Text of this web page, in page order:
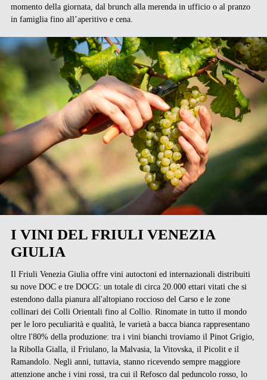
momento della giornata, dal brunch alla merenda in ufficio o al pranzo
in famiglia fino all’aperitivo e cena.
I VINI DEL FRIULI VENEZIA
GIULIA
Il Friuli Venezia Giulia offre vini autoctoni ed internazionali distribuiti
su nove DOC e tre DOCG: un totale di circa 20.000 ettari vitati che si
estendono dalla pianura all'altopiano roccioso del Carso e le zone
collinari dei Colli Orientali fino al Collio. Rinomate in tutto il mondo
per le loro peculiarità e qualità, le varietà a bacca bianca rappresentano
oltre l'80% della produzione: tra i vini bianchi troviamo il Pinot Grigio,
la Ribolla Gialla, il Friulano, la Malvasia, la Vitovska, il Picolit e il
Ramandolo. Negli anni, tuttavia, stanno ricevendo sempre maggiore
attenzione anche i vini rossi, tra cui il Refosco dal peduncolo rosso, lo